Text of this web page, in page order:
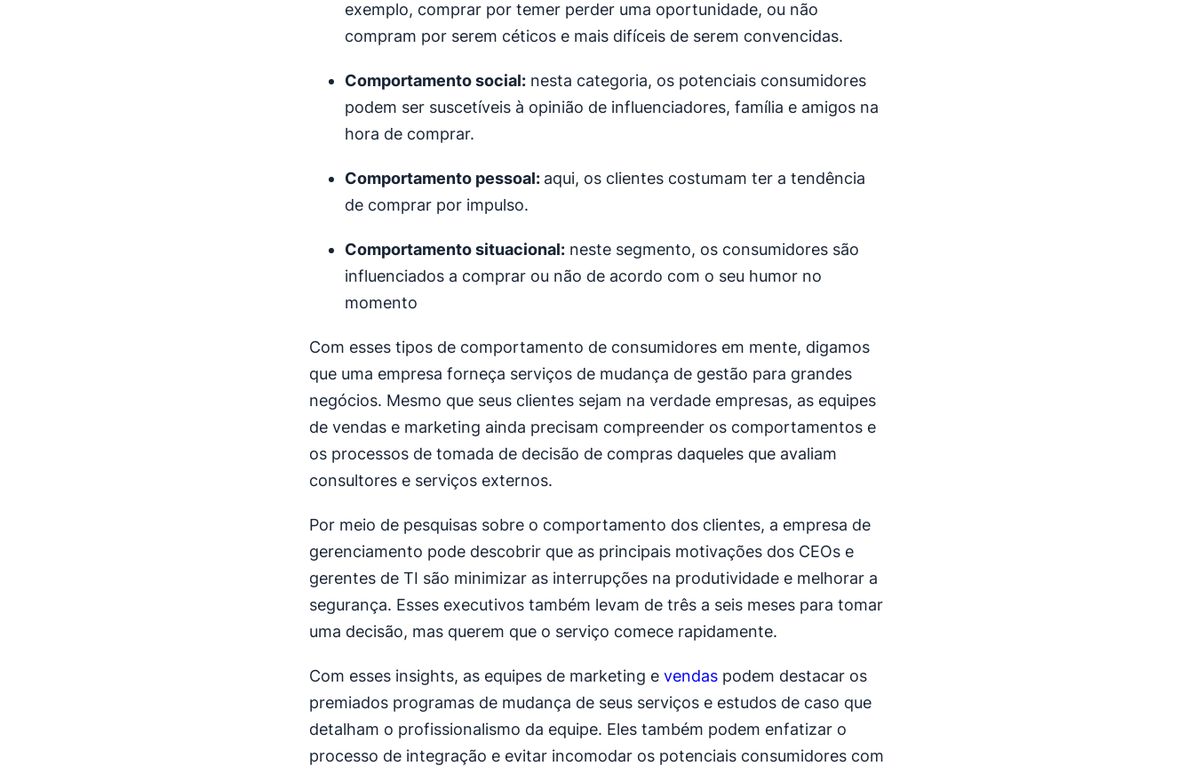
exemplo, comprar por temer perder uma oportunidade, ou não
compram por serem céticos e mais difíceis de serem convencidas.
Comportamento social: nesta categoria, os potenciais consumidores
podem ser suscetíveis à opinião de influenciadores, família e amigos na
hora de comprar.
Comportamento pessoal: aqui, os clientes costumam ter a tendência
de comprar por impulso.
Comportamento situacional: neste segmento, os consumidores são
influenciados a comprar ou não de acordo com o seu humor no
momento
Com esses tipos de comportamento de consumidores em mente, digamos
que uma empresa forneça serviços de mudança de gestão para grandes
negócios. Mesmo que seus clientes sejam na verdade empresas, as equipes
de vendas e marketing ainda precisam compreender os comportamentos e
os processos de tomada de decisão de compras daqueles que avaliam
consultores e serviços externos.
Por meio de pesquisas sobre o comportamento dos clientes, a empresa de
gerenciamento pode descobrir que as principais motivações dos CEOs e
gerentes de TI são minimizar as interrupções na produtividade e melhorar a
segurança. Esses executivos também levam de três a seis meses para tomar
uma decisão, mas querem que o serviço comece rapidamente.
Com esses insights, as equipes de marketing e vendas podem destacar os
premiados programas de mudança de seus serviços e estudos de caso que
detalham o profissionalismo da equipe. Eles também podem enfatizar o
processo de integração e evitar incomodar os potenciais consumidores com